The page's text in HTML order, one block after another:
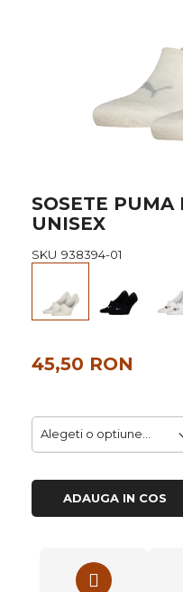
Skip
to
the
of
images
gallery
SOSETE PUMA
UNISEX
SKU 938394-01
45,50 RON
ADAUGA IN COS